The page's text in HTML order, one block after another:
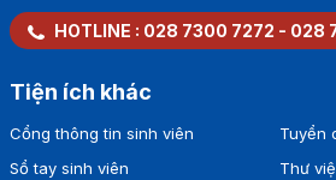
HOTLINE : 028 7300 7272 - 028
Tiện ích khác
Cổng thông tin sinh viên
Sổ tay sinh viên
Tuyển
Thư